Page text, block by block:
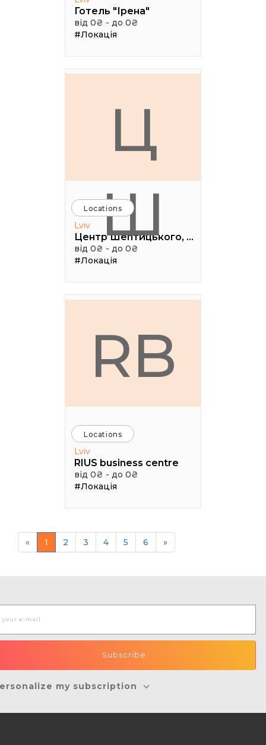
Готель "Ірена"
від 0₴ - до 0₴
#Локація
Ц
Ш
Locations
Lviv
Центр Шептицького, 1 поверх, паркова аудиторія
від 0₴ - до 0₴
#Локація
RB
Locations
Lviv
RIUS business centre
від 0₴ - до 0₴
#Локація
« 1 2 3 4 5 6 »
my subscription